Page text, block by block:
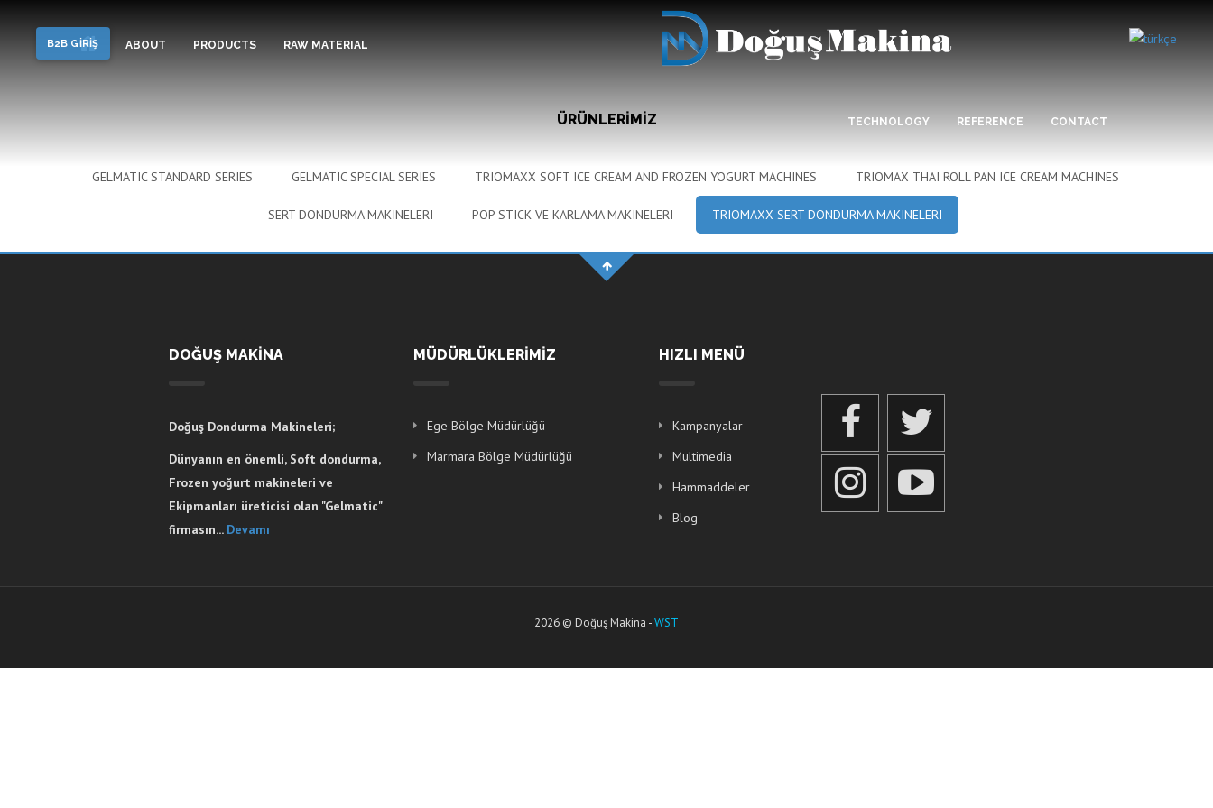
Soft Dondurma, Frozen Yoğurt
B2B GİRİŞ ABOUT PRODUCTS RAW MATERIAL
TECHNOLOGY REFERENCE CONTACT
ÜRÜNLERİMİZ
GELMATIC STANDARD SERIES GELMATIC SPECIAL SERIES TRIOMAXX SOFT ICE CREAM AND FROZEN YOGURT MACHINES TRIOMAX THAI ROLL PAN ICE CREAM MACHINES
SERT DONDURMA MAKINELERI POP STICK VE KARLAMA MAKINELERI TRIOMAXX SERT DONDURMA MAKINELERI
DOĞUŞ MAKİNA
Doğuş Dondurma Makineleri;
Dünyanın en önemli, Soft dondurma,
Frozen yoğurt makineleri ve
Ekipmanları üreticisi olan "Gelmatic"
firmasın... Devamı
MÜDÜRLÜKLERİMİZ
Ege Bölge Müdürlüğü
Marmara Bölge Müdürlüğü
HIZLI MENÜ
Kampanyalar
Multimedia
Hammaddeler
Blog
2026 © Doğuş Makina -WST